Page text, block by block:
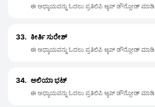
ಈ ಅಧ್ಯಾಯವನ್ನು ಓದಲು ಪ್ರತಿಲಿಪಿ ಆ್ಯಪ್ ಡೌನ್ಲೋಡ್ ಮಾಡಿ
33. ಕೀರ್ತಿ ಸುರೇಶ್
ಈ ಅಧ್ಯಾಯವನ್ನು ಓದಲು ಪ್ರತಿಲಿಪಿ ಆ್ಯಪ್ ಡೌನ್ಲೋಡ್ ಮಾಡಿ
34. ಆಲಿಯಾ ಭಟ್
ಈ ಅಧ್ಯಾಯವನ್ನು ಓದಲು ಪ್ರತಿಲಿಪಿ ಆ್ಯಪ್ ಡೌನ್ಲೋಡ್ ಮಾಡಿ